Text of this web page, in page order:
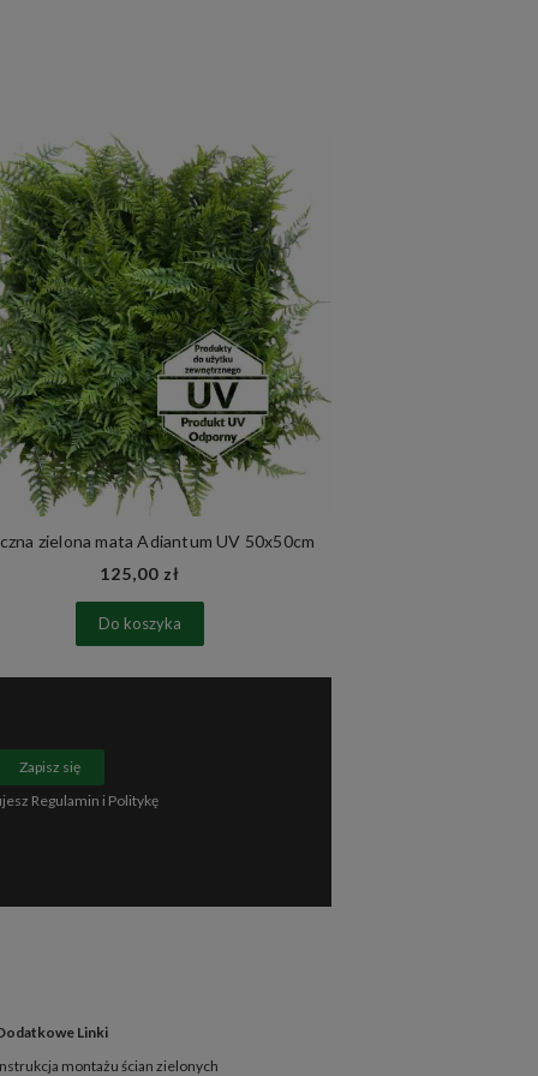
zielona mata Adiantum UV 50x50cm
125,00 zł
Do koszyka
Zapisz się
Regulamin i Politykę
Linki
montażu ścian zielonych